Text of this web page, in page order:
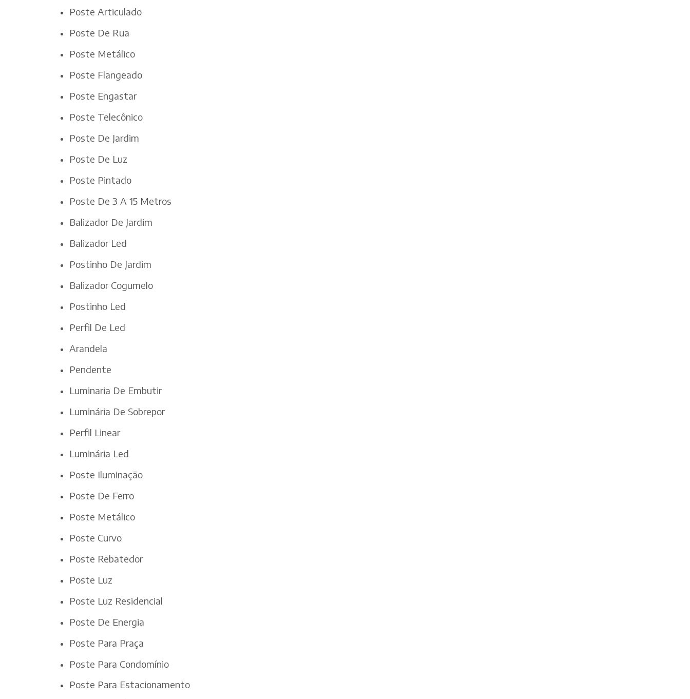
Poste Articulado
Poste De Rua
Poste Metálico
Poste Flangeado
Poste Engastar
Poste Telecônico
Poste De Jardim
Poste De Luz
Poste Pintado
Poste De 3 A 15 Metros
Balizador De Jardim
Balizador Led
Postinho De Jardim
Balizador Cogumelo
Postinho Led
Perfil De Led
Arandela
Pendente
Luminaria De Embutir
Luminária De Sobrepor
Perfil Linear
Luminária Led
Poste Iluminação
Poste De Ferro
Poste Metálico
Poste Curvo
Poste Rebatedor
Poste Luz
Poste Luz Residencial
Poste De Energia
Poste Para Praça
Poste Para Condomínio
Poste Para Estacionamento